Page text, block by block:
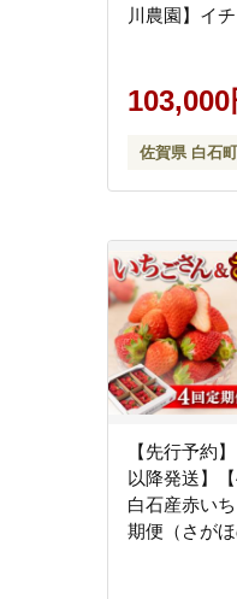
川農園】イ
103,000
佐賀県 白石町
【先行予約
以降発送】【
白石産赤い
期便（さが